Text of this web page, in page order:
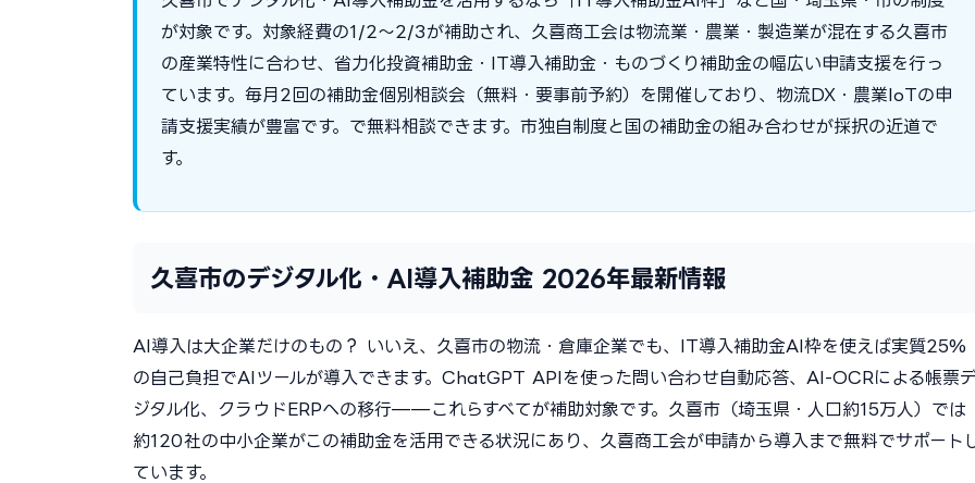
が対象です。対象経費の1/2〜2/3が補助され、久喜商工会は物流業・農業・製造業が混在する久喜市
の産業特性に合わせ、省力化投資補助金・IT導入補助金・ものづくり補助金の幅広い申請支援を行っ
ています。毎月2回の補助金個別相談会（無料・要事前予約）を開催しており、物流DX・農業IoTの申
請支援実績が豊富です。で無料相談できます。市独自制度と国の補助金の組み合わせが採択の近道で
す。
久喜市のデジタル化・AI導入補助金 2026年最新情報
AI導入は大企業だけのもの？ いいえ、久喜市の物流・倉庫企業でも、IT導入補助金AI枠を使えば実質25%
の自己負担でAIツールが導入できます。ChatGPT APIを使った問い合わせ自動応答、AI-OCRによる帳票
ジタル化、クラウドERPへの移行——これらすべてが補助対象です。久喜市（埼玉県・人口約15万人）では
約120社の中小企業がこの補助金を活用できる状況にあり、久喜商工会が申請から導入まで無料でサポート
ています。